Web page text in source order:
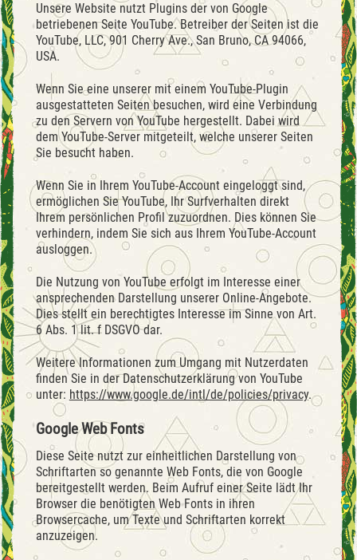
Unsere Website nutzt Plugins der von Google
betriebenen Seite YouTube. Betreiber der Seiten ist die
YouTube, LLC, 901 Cherry Ave., San Bruno, CA 94066,
USA.
Wenn Sie eine unserer mit einem YouTube-Plugin
ausgestatteten Seiten besuchen, wird eine Verbindung
zu den Servern von YouTube hergestellt. Dabei wird
dem YouTube-Server mitgeteilt, welche unserer Seiten
Sie besucht haben.
Wenn Sie in Ihrem YouTube-Account eingeloggt sind,
ermöglichen Sie YouTube, Ihr Surfverhalten direkt
Ihrem persönlichen Profil zuzuordnen. Dies können Sie
verhindern, indem Sie sich aus Ihrem YouTube-Account
ausloggen.
Die Nutzung von YouTube erfolgt im Interesse einer
ansprechenden Darstellung unserer Online-Angebote.
Dies stellt ein berechtigtes Interesse im Sinne von Art.
6 Abs. 1 lit. f DSGVO dar.
Weitere Informationen zum Umgang mit Nutzerdaten
finden Sie in der Datenschutzerklärung von YouTube
unter: https://www.google.de/intl/de/policies/privacy.
Google Web Fonts
Diese Seite nutzt zur einheitlichen Darstellung von
Schriftarten so genannte Web Fonts, die von Google
bereitgestellt werden. Beim Aufruf einer Seite lädt Ihr
Browser die benötigten Web Fonts in ihren
Browsercache, um Texte und Schriftarten korrekt
anzuzeigen.